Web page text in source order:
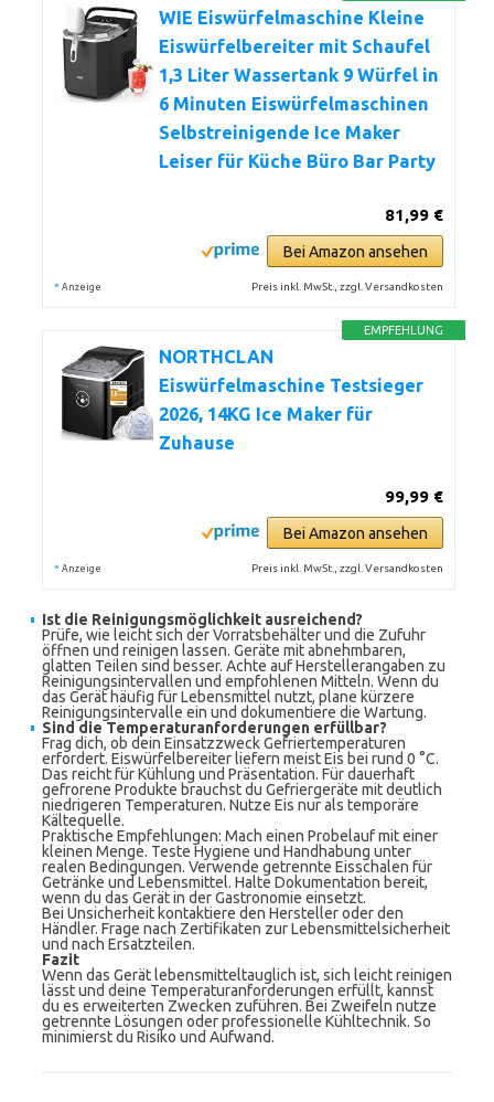
WIE Eiswürfelmaschine Kleine
Eiswürfelbereiter mit Schaufel
1,3 Liter Wassertank 9 Würfel in
6 Minuten Eiswürfelmaschinen
Selbstreinigende Ice Maker
Leiser für Küche Büro Bar Party
81,99 €
Bei Amazon ansehen
* Anzeige Preis inkl. MwSt., zzgl. Versandkosten
EMPFEHLUNG
NORTHCLAN
Eiswürfelmaschine Testsieger
2026, 14KG Ice Maker für
Zuhause
99,99 €
Bei Amazon ansehen
* Anzeige Preis inkl. MwSt., zzgl. Versandkosten
Ist die Reinigungsmöglichkeit ausreichend?
Prüfe, wie leicht sich der Vorratsbehälter und die Zufuhr
öffnen und reinigen lassen. Geräte mit abnehmbaren,
glatten Teilen sind besser. Achte auf Herstellerangaben zu
Reinigungsintervallen und empfohlenen Mitteln. Wenn du
das Gerät häufig für Lebensmittel nutzt, plane kürzere
Reinigungsintervalle ein und dokumentiere die Wartung.
Sind die Temperaturanforderungen erfüllbar?
Frag dich, ob dein Einsatzzweck Gefriertemperaturen
erfordert. Eiswürfelbereiter liefern meist Eis bei rund 0 °C.
Das reicht für Kühlung und Präsentation. Für dauerhaft
gefrorene Produkte brauchst du Gefriergeräte mit deutlich
niedrigeren Temperaturen. Nutze Eis nur als temporäre
Kältequelle.
Praktische Empfehlungen: Mach einen Probelauf mit einer
kleinen Menge. Teste Hygiene und Handhabung unter
realen Bedingungen. Verwende getrennte Eisschalen für
Getränke und Lebensmittel. Halte Dokumentation bereit,
wenn du das Gerät in der Gastronomie einsetzt.
Bei Unsicherheit kontaktiere den Hersteller oder den
Händler. Frage nach Zertifikaten zur Lebensmittelsicherheit
und nach Ersatzteilen.
Fazit
Wenn das Gerät lebensmitteltauglich ist, sich leicht reinigen
lässt und deine Temperaturanforderungen erfüllt, kannst
du es erweiterten Zwecken zuführen. Bei Zweifeln nutze
getrennte Lösungen oder professionelle Kühltechnik. So
minimierst du Risiko und Aufwand.